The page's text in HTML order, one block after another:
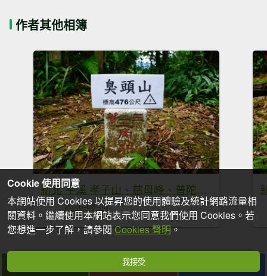
作者其他相簿
新北 平溪 孝子山、慈母峰、普陀山、中央尖、臭頭山
2026-08-03
收藏
Cookie 使用同意
本網站使用 Cookies 以提昇您的使用體驗及統計網路流量相
關資料。繼續使用本網站表示您同意我們使用 Cookies。若
您想進一步了解，請參閱 Cookies 聲明 。
我接受